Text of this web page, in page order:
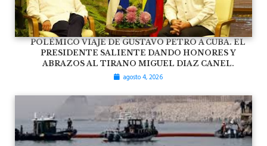
POLÉMICO VIAJE DE GUSTAVO PETRO A CUBA. EL
PRESIDENTE SALIENTE DANDO HONORES Y
ABRAZOS AL TIRANO MIGUEL DIAZ CANEL.
agosto 4, 2026